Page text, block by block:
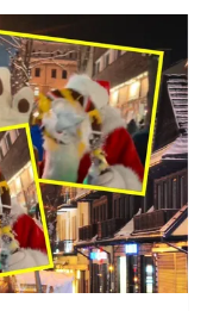
gór nie
poważne
wejścia na
przez